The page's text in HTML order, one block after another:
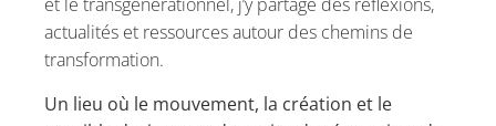
actualités et ressources autour des chemins de
transformation.
Un lieu où le mouvement, la création et le